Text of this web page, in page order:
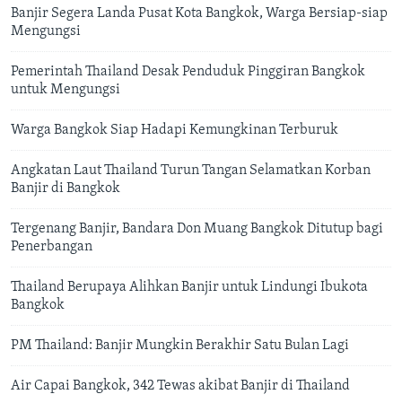
Banjir Segera Landa Pusat Kota Bangkok, Warga Bersiap-siap
Mengungsi
Pemerintah Thailand Desak Penduduk Pinggiran Bangkok
untuk Mengungsi
Warga Bangkok Siap Hadapi Kemungkinan Terburuk
Angkatan Laut Thailand Turun Tangan Selamatkan Korban
Banjir di Bangkok
Tergenang Banjir, Bandara Don Muang Bangkok Ditutup bagi
Penerbangan
Thailand Berupaya Alihkan Banjir untuk Lindungi Ibukota
Bangkok
PM Thailand: Banjir Mungkin Berakhir Satu Bulan Lagi
Air Capai Bangkok, 342 Tewas akibat Banjir di Thailand